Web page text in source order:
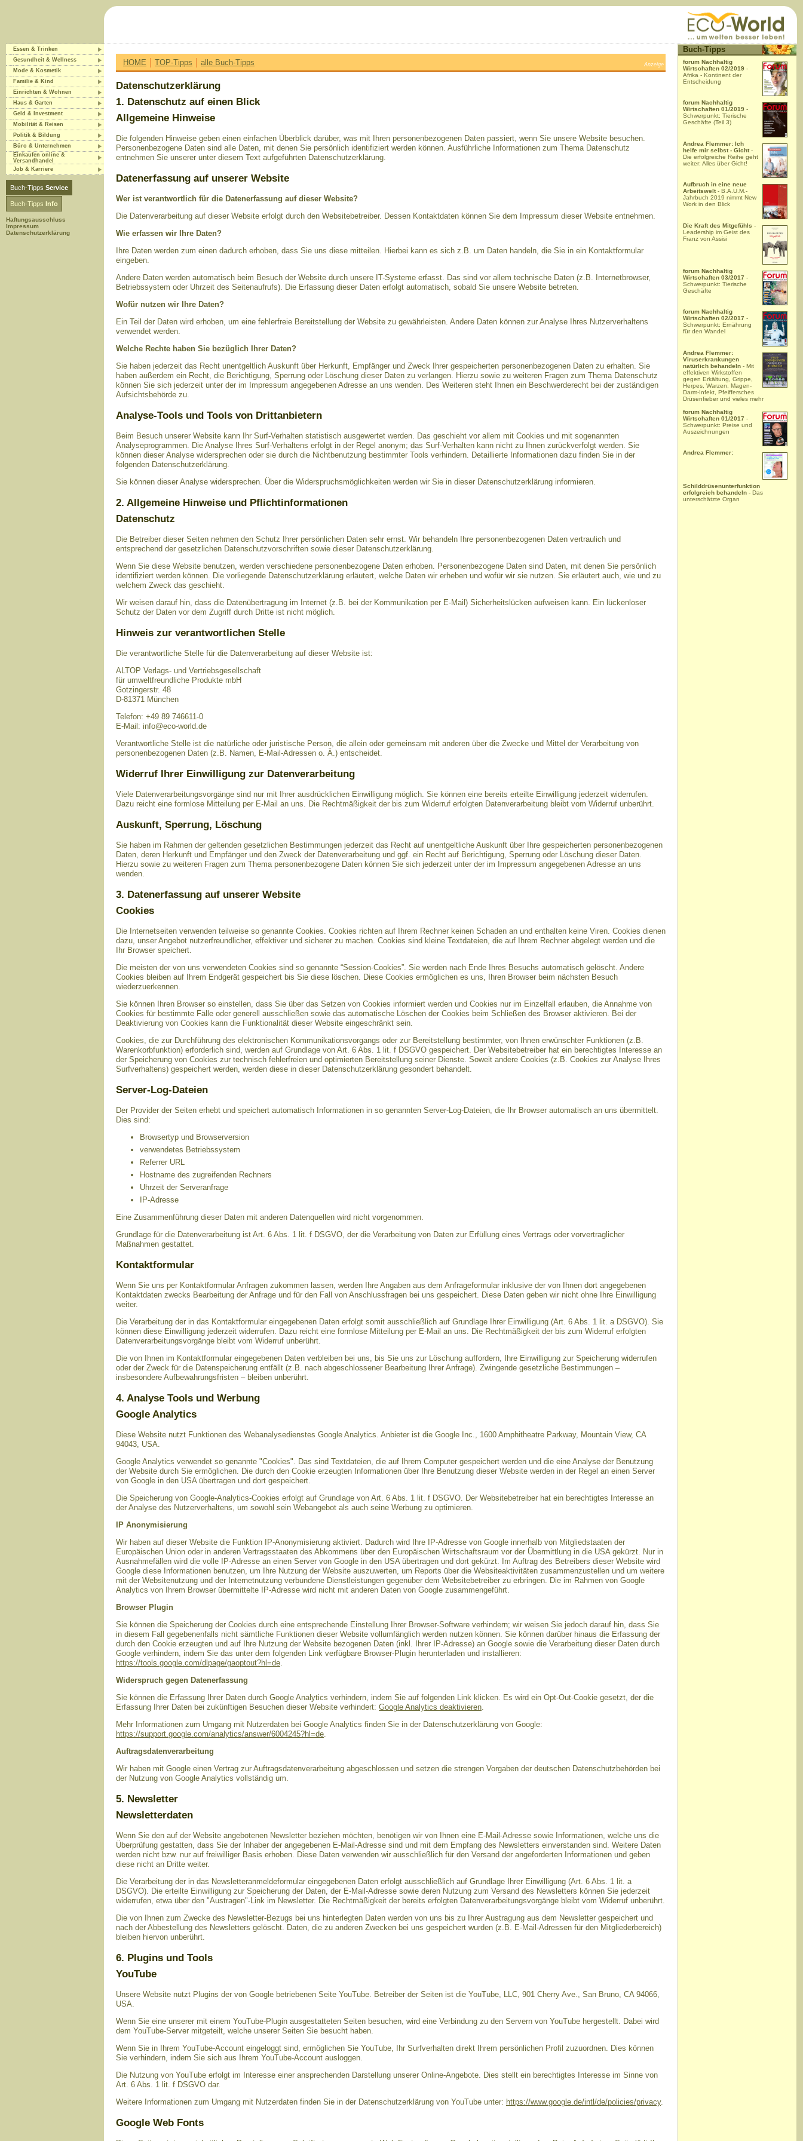
Essen & Trinken
Gesundheit & Wellness
Mode & Kosmetik
Familie & Kind
Einrichten & Wohnen
Haus & Garten
Geld & Investment
Mobilität & Reisen
Politik & Bildung
Büro & Unternehmen
Einkaufen online &
Versandhandel
Job & Karriere
Buch-Tipps Service
Buch-Tipps Info
Haftungsausschluss
Impressum
Datenschutzerklärung
HOME | TOP-Tipps | alle Buch-Tipps Anzeige
Datenschutzerklärung
1. Datenschutz auf einen Blick
Allgemeine Hinweise
Die folgenden Hinweise geben einen einfachen Überblick darüber, was mit Ihren personenbezogenen Daten passiert, wenn Sie unsere Website besuchen.
Personenbezogene Daten sind alle Daten, mit denen Sie persönlich identifiziert werden können. Ausführliche Informationen zum Thema Datenschutz
entnehmen Sie unserer unter diesem Text aufgeführten Datenschutzerklärung.
Datenerfassung auf unserer Website
Wer ist verantwortlich für die Datenerfassung auf dieser Website?
Die Datenverarbeitung auf dieser Website erfolgt durch den Websitebetreiber. Dessen Kontaktdaten können Sie dem Impressum dieser Website entnehmen.
Wie erfassen wir Ihre Daten?
Ihre Daten werden zum einen dadurch erhoben, dass Sie uns diese mitteilen. Hierbei kann es sich z.B. um Daten handeln, die Sie in ein Kontaktformular
eingeben.
Andere Daten werden automatisch beim Besuch der Website durch unsere IT-Systeme erfasst. Das sind vor allem technische Daten (z.B. Internetbrowser,
Betriebssystem oder Uhrzeit des Seitenaufrufs). Die Erfassung dieser Daten erfolgt automatisch, sobald Sie unsere Website betreten.
Wofür nutzen wir Ihre Daten?
Ein Teil der Daten wird erhoben, um eine fehlerfreie Bereitstellung der Website zu gewährleisten. Andere Daten können zur Analyse Ihres Nutzerverhaltens
verwendet werden.
Welche Rechte haben Sie bezüglich Ihrer Daten?
Sie haben jederzeit das Recht unentgeltlich Auskunft über Herkunft, Empfänger und Zweck Ihrer gespeicherten personenbezogenen Daten zu erhalten. Sie
haben außerdem ein Recht, die Berichtigung, Sperrung oder Löschung dieser Daten zu verlangen. Hierzu sowie zu weiteren Fragen zum Thema Datenschutz
können Sie sich jederzeit unter der im Impressum angegebenen Adresse an uns wenden. Des Weiteren steht Ihnen ein Beschwerderecht bei der zuständigen
Aufsichtsbehörde zu.
Analyse-Tools und Tools von Drittanbietern
Beim Besuch unserer Website kann Ihr Surf-Verhalten statistisch ausgewertet werden. Das geschieht vor allem mit Cookies und mit sogenannten
Analyseprogrammen. Die Analyse Ihres Surf-Verhaltens erfolgt in der Regel anonym; das Surf-Verhalten kann nicht zu Ihnen zurückverfolgt werden. Sie
können dieser Analyse widersprechen oder sie durch die Nichtbenutzung bestimmter Tools verhindern. Detaillierte Informationen dazu finden Sie in der
folgenden Datenschutzerklärung.
Sie können dieser Analyse widersprechen. Über die Widerspruchsmöglichkeiten werden wir Sie in dieser Datenschutzerklärung informieren.
2. Allgemeine Hinweise und Pflichtinformationen
Datenschutz
Die Betreiber dieser Seiten nehmen den Schutz Ihrer persönlichen Daten sehr ernst. Wir behandeln Ihre personenbezogenen Daten vertraulich und
entsprechend der gesetzlichen Datenschutzvorschriften sowie dieser Datenschutzerklärung.
Wenn Sie diese Website benutzen, werden verschiedene personenbezogene Daten erhoben. Personenbezogene Daten sind Daten, mit denen Sie persönlich
identifiziert werden können. Die vorliegende Datenschutzerklärung erläutert, welche Daten wir erheben und wofür wir sie nutzen. Sie erläutert auch, wie und zu
welchem Zweck das geschieht.
Wir weisen darauf hin, dass die Datenübertragung im Internet (z.B. bei der Kommunikation per E-Mail) Sicherheitslücken aufweisen kann. Ein lückenloser
Schutz der Daten vor dem Zugriff durch Dritte ist nicht möglich.
Hinweis zur verantwortlichen Stelle
Die verantwortliche Stelle für die Datenverarbeitung auf dieser Website ist:
ALTOP Verlags- und Vertriebsgesellschaft
für umweltfreundliche Produkte mbH
Gotzingerstr. 48
D-81371 München
Telefon: +49 89 746611-0
E-Mail: info@eco-world.de
Verantwortliche Stelle ist die natürliche oder juristische Person, die allein oder gemeinsam mit anderen über die Zwecke und Mittel der Verarbeitung von
personenbezogenen Daten (z.B. Namen, E-Mail-Adressen o. Ä.) entscheidet.
Widerruf Ihrer Einwilligung zur Datenverarbeitung
Viele Datenverarbeitungsvorgänge sind nur mit Ihrer ausdrücklichen Einwilligung möglich. Sie können eine bereits erteilte Einwilligung jederzeit widerrufen.
Dazu reicht eine formlose Mitteilung per E-Mail an uns. Die Rechtmäßigkeit der bis zum Widerruf erfolgten Datenverarbeitung bleibt vom Widerruf unberührt.
Auskunft, Sperrung, Löschung
Sie haben im Rahmen der geltenden gesetzlichen Bestimmungen jederzeit das Recht auf unentgeltliche Auskunft über Ihre gespeicherten personenbezogenen
Daten, deren Herkunft und Empfänger und den Zweck der Datenverarbeitung und ggf. ein Recht auf Berichtigung, Sperrung oder Löschung dieser Daten.
Hierzu sowie zu weiteren Fragen zum Thema personenbezogene Daten können Sie sich jederzeit unter der im Impressum angegebenen Adresse an uns
wenden.
3. Datenerfassung auf unserer Website
Cookies
Die Internetseiten verwenden teilweise so genannte Cookies. Cookies richten auf Ihrem Rechner keinen Schaden an und enthalten keine Viren. Cookies dienen
dazu, unser Angebot nutzerfreundlicher, effektiver und sicherer zu machen. Cookies sind kleine Textdateien, die auf Ihrem Rechner abgelegt werden und die
Ihr Browser speichert.
Die meisten der von uns verwendeten Cookies sind so genannte “Session-Cookies”. Sie werden nach Ende Ihres Besuchs automatisch gelöscht. Andere
Cookies bleiben auf Ihrem Endgerät gespeichert bis Sie diese löschen. Diese Cookies ermöglichen es uns, Ihren Browser beim nächsten Besuch
wiederzuerkennen.
Sie können Ihren Browser so einstellen, dass Sie über das Setzen von Cookies informiert werden und Cookies nur im Einzelfall erlauben, die Annahme von
Cookies für bestimmte Fälle oder generell ausschließen sowie das automatische Löschen der Cookies beim Schließen des Browser aktivieren. Bei der
Deaktivierung von Cookies kann die Funktionalität dieser Website eingeschränkt sein.
Cookies, die zur Durchführung des elektronischen Kommunikationsvorgangs oder zur Bereitstellung bestimmter, von Ihnen erwünschter Funktionen (z.B.
Warenkorbfunktion) erforderlich sind, werden auf Grundlage von Art. 6 Abs. 1 lit. f DSGVO gespeichert. Der Websitebetreiber hat ein berechtigtes Interesse an
der Speicherung von Cookies zur technisch fehlerfreien und optimierten Bereitstellung seiner Dienste. Soweit andere Cookies (z.B. Cookies zur Analyse Ihres
Surfverhaltens) gespeichert werden, werden diese in dieser Datenschutzerklärung gesondert behandelt.
Server-Log-Dateien
Der Provider der Seiten erhebt und speichert automatisch Informationen in so genannten Server-Log-Dateien, die Ihr Browser automatisch an uns übermittelt.
Dies sind:
Browsertyp und Browserversion
verwendetes Betriebssystem
Referrer URL
Hostname des zugreifenden Rechners
Uhrzeit der Serveranfrage
IP-Adresse
Eine Zusammenführung dieser Daten mit anderen Datenquellen wird nicht vorgenommen.
Grundlage für die Datenverarbeitung ist Art. 6 Abs. 1 lit. f DSGVO, der die Verarbeitung von Daten zur Erfüllung eines Vertrags oder vorvertraglicher
Maßnahmen gestattet.
Kontaktformular
Wenn Sie uns per Kontaktformular Anfragen zukommen lassen, werden Ihre Angaben aus dem Anfrageformular inklusive der von Ihnen dort angegebenen
Kontaktdaten zwecks Bearbeitung der Anfrage und für den Fall von Anschlussfragen bei uns gespeichert. Diese Daten geben wir nicht ohne Ihre Einwilligung
weiter.
Die Verarbeitung der in das Kontaktformular eingegebenen Daten erfolgt somit ausschließlich auf Grundlage Ihrer Einwilligung (Art. 6 Abs. 1 lit. a DSGVO). Sie
können diese Einwilligung jederzeit widerrufen. Dazu reicht eine formlose Mitteilung per E-Mail an uns. Die Rechtmäßigkeit der bis zum Widerruf erfolgten
Datenverarbeitungsvorgänge bleibt vom Widerruf unberührt.
Die von Ihnen im Kontaktformular eingegebenen Daten verbleiben bei uns, bis Sie uns zur Löschung auffordern, Ihre Einwilligung zur Speicherung widerrufen
oder der Zweck für die Datenspeicherung entfällt (z.B. nach abgeschlossener Bearbeitung Ihrer Anfrage). Zwingende gesetzliche Bestimmungen –
insbesondere Aufbewahrungsfristen – bleiben unberührt.
4. Analyse Tools und Werbung
Google Analytics
Diese Website nutzt Funktionen des Webanalysedienstes Google Analytics. Anbieter ist die Google Inc., 1600 Amphitheatre Parkway, Mountain View, CA
94043, USA.
Google Analytics verwendet so genannte "Cookies". Das sind Textdateien, die auf Ihrem Computer gespeichert werden und die eine Analyse der Benutzung
der Website durch Sie ermöglichen. Die durch den Cookie erzeugten Informationen über Ihre Benutzung dieser Website werden in der Regel an einen Server
von Google in den USA übertragen und dort gespeichert.
Die Speicherung von Google-Analytics-Cookies erfolgt auf Grundlage von Art. 6 Abs. 1 lit. f DSGVO. Der Websitebetreiber hat ein berechtigtes Interesse an
der Analyse des Nutzerverhaltens, um sowohl sein Webangebot als auch seine Werbung zu optimieren.
IP Anonymisierung
Wir haben auf dieser Website die Funktion IP-Anonymisierung aktiviert. Dadurch wird Ihre IP-Adresse von Google innerhalb von Mitgliedstaaten der
Europäischen Union oder in anderen Vertragsstaaten des Abkommens über den Europäischen Wirtschaftsraum vor der Übermittlung in die USA gekürzt. Nur in
Ausnahmefällen wird die volle IP-Adresse an einen Server von Google in den USA übertragen und dort gekürzt. Im Auftrag des Betreibers dieser Website wird
Google diese Informationen benutzen, um Ihre Nutzung der Website auszuwerten, um Reports über die Websiteaktivitäten zusammenzustellen und um weitere
mit der Websitenutzung und der Internetnutzung verbundene Dienstleistungen gegenüber dem Websitebetreiber zu erbringen. Die im Rahmen von Google
Analytics von Ihrem Browser übermittelte IP-Adresse wird nicht mit anderen Daten von Google zusammengeführt.
Browser Plugin
Sie können die Speicherung der Cookies durch eine entsprechende Einstellung Ihrer Browser-Software verhindern; wir weisen Sie jedoch darauf hin, dass Sie
in diesem Fall gegebenenfalls nicht sämtliche Funktionen dieser Website vollumfänglich werden nutzen können. Sie können darüber hinaus die Erfassung der
durch den Cookie erzeugten und auf Ihre Nutzung der Website bezogenen Daten (inkl. Ihrer IP-Adresse) an Google sowie die Verarbeitung dieser Daten durch
Google verhindern, indem Sie das unter dem folgenden Link verfügbare Browser-Plugin herunterladen und installieren:
https://tools.google.com/dlpage/gaoptout?hl=de.
Widerspruch gegen Datenerfassung
Sie können die Erfassung Ihrer Daten durch Google Analytics verhindern, indem Sie auf folgenden Link klicken. Es wird ein Opt-Out-Cookie gesetzt, der die
Erfassung Ihrer Daten bei zukünftigen Besuchen dieser Website verhindert: Google Analytics deaktivieren.
Mehr Informationen zum Umgang mit Nutzerdaten bei Google Analytics finden Sie in der Datenschutzerklärung von Google:
https://support.google.com/analytics/answer/6004245?hl=de.
Auftragsdatenverarbeitung
Wir haben mit Google einen Vertrag zur Auftragsdatenverarbeitung abgeschlossen und setzen die strengen Vorgaben der deutschen Datenschutzbehörden bei
der Nutzung von Google Analytics vollständig um.
5. Newsletter
Newsletterdaten
Wenn Sie den auf der Website angebotenen Newsletter beziehen möchten, benötigen wir von Ihnen eine E-Mail-Adresse sowie Informationen, welche uns die
Überprüfung gestatten, dass Sie der Inhaber der angegebenen E-Mail-Adresse sind und mit dem Empfang des Newsletters einverstanden sind. Weitere Daten
werden nicht bzw. nur auf freiwilliger Basis erhoben. Diese Daten verwenden wir ausschließlich für den Versand der angeforderten Informationen und geben
diese nicht an Dritte weiter.
Die Verarbeitung der in das Newsletteranmeldeformular eingegebenen Daten erfolgt ausschließlich auf Grundlage Ihrer Einwilligung (Art. 6 Abs. 1 lit. a
DSGVO). Die erteilte Einwilligung zur Speicherung der Daten, der E-Mail-Adresse sowie deren Nutzung zum Versand des Newsletters können Sie jederzeit
widerrufen, etwa über den "Austragen"-Link im Newsletter. Die Rechtmäßigkeit der bereits erfolgten Datenverarbeitungsvorgänge bleibt vom Widerruf unberührt.
Die von Ihnen zum Zwecke des Newsletter-Bezugs bei uns hinterlegten Daten werden von uns bis zu Ihrer Austragung aus dem Newsletter gespeichert und
nach der Abbestellung des Newsletters gelöscht. Daten, die zu anderen Zwecken bei uns gespeichert wurden (z.B. E-Mail-Adressen für den Mitgliederbereich)
bleiben hiervon unberührt.
6. Plugins und Tools
YouTube
Unsere Website nutzt Plugins der von Google betriebenen Seite YouTube. Betreiber der Seiten ist die YouTube, LLC, 901 Cherry Ave., San Bruno, CA 94066,
USA.
Wenn Sie eine unserer mit einem YouTube-Plugin ausgestatteten Seiten besuchen, wird eine Verbindung zu den Servern von YouTube hergestellt. Dabei wird
dem YouTube-Server mitgeteilt, welche unserer Seiten Sie besucht haben.
Wenn Sie in Ihrem YouTube-Account eingeloggt sind, ermöglichen Sie YouTube, Ihr Surfverhalten direkt Ihrem persönlichen Profil zuzuordnen. Dies können
Sie verhindern, indem Sie sich aus Ihrem YouTube-Account ausloggen.
Die Nutzung von YouTube erfolgt im Interesse einer ansprechenden Darstellung unserer Online-Angebote. Dies stellt ein berechtigtes Interesse im Sinne von
Art. 6 Abs. 1 lit. f DSGVO dar.
Weitere Informationen zum Umgang mit Nutzerdaten finden Sie in der Datenschutzerklärung von YouTube unter: https://www.google.de/intl/de/policies/privacy.
Google Web Fonts
Buch-Tipps
forum Nachhaltig
Wirtschaften 02/2019 -
Afrika - Kontinent der
Entscheidung
forum Nachhaltig
Wirtschaften 01/2019 -
Schwerpunkt: Tierische
Geschäfte (Teil 3)
Andrea Flemmer: Ich
helfe mir selbst - Gicht -
Die erfolgreiche Reihe geht
weiter: Alles über Gicht!
Aufbruch in eine neue
Arbeitswelt - B.A.U.M.-
Jahrbuch 2019 nimmt New
Work in den Blick
Die Kraft des Mitgefühls -
Leadership im Geist des
Franz von Assisi
forum Nachhaltig
Wirtschaften 03/2017 -
Schwerpunkt: Tierische
Geschäfte
forum Nachhaltig
Wirtschaften 02/2017 -
Schwerpunkt: Ernährung
für den Wandel
Andrea Flemmer:
Viruserkrankungen
natürlich behandeln - Mit
effektiven Wirkstoffen
gegen Erkältung, Grippe,
Herpes, Warzen, Magen-
Darm-Infekt, Pfeiffersches
Drüsenfieber und vieles mehr
forum Nachhaltig
Wirtschaften 01/2017 -
Schwerpunkt: Preise und
Auszeichnungen
Andrea Flemmer:
Schilddrüsenunterfunktion
erfolgreich behandeln - Das
unterschätzte Organ